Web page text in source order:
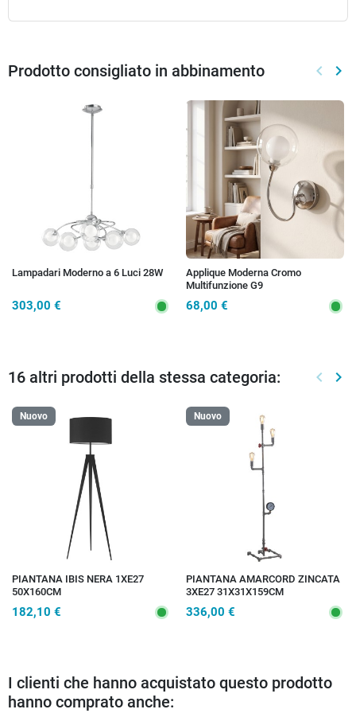
Prodotto consigliato in abbinamento keyboard_arrow_left keyboard_arrow_right
Lampadari Moderno a 6 Luci 28W
303,00 €
Applique Moderna Cromo
Multifunzione G9
68,00 €
16 altri prodotti della stessa categoria: keyboard_arrow_left keyboard_arrow_right
Nuovo
PIANTANA IBIS NERA 1XE27
50X160CM
182,10 €
Nuovo
PIANTANA AMARCORD ZINCATA
3XE27 31X31X159CM
336,00 €
I clienti che hanno acquistato questo prodotto
hanno comprato anche: